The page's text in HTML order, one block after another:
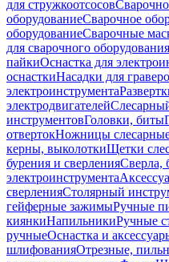
для стружкоотсосов
оборудованиеСварочное
оборудованиеСварочные
для сварочного оборудования
пайкиОснастка для
оснасткиНасадки для
электроинструмента
электродвигателей
инструментовГоловки, биты
отвертокНожницы
керны, выколоткиЩетки
бурения и сверленияСверла,
электроинструмента
сверленияСтолярный
гейферные зажимыРучные
киянкиНапильникиРучные
ручныеОснастка и
шлифованияОтрезные,